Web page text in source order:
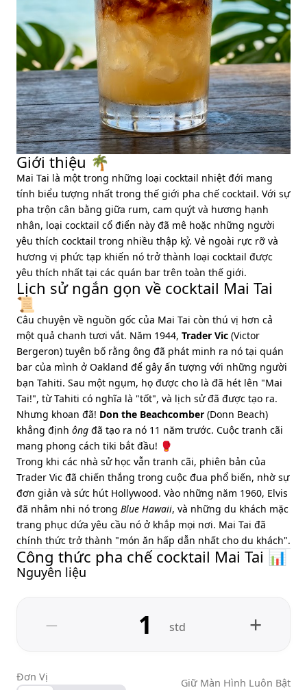
Giới thiệu 🌴
Mai Tai là một trong những loại cocktail nhiệt đới mang
tính biểu tượng nhất trong thế giới pha chế cocktail. Với sự
pha trộn cân bằng giữa rum, cam quýt và hương hạnh
nhân, loại cocktail cổ điển này đã mê hoặc những người
yêu thích cocktail trong nhiều thập kỷ. Vẻ ngoài rực rỡ và
hương vị phức tạp khiến nó trở thành loại cocktail được
yêu thích nhất tại các quán bar trên toàn thế giới.
Lịch sử ngắn gọn về cocktail Mai Tai
📜
Câu chuyện về nguồn gốc của Mai Tai còn thú vị hơn cả
một quả chanh tươi vắt. Năm 1944, Trader Vic (Victor
Bergeron) tuyên bố rằng ông đã phát minh ra nó tại quán
bar của mình ở Oakland để gây ấn tượng với những người
bạn Tahiti. Sau một ngụm, họ được cho là đã hét lên "Mai
Tai!", từ Tahiti có nghĩa là "tốt", và lịch sử đã được tạo ra.
Nhưng khoan đã! Don the Beachcomber (Donn Beach)
khẳng định ông đã tạo ra nó 11 năm trước. Cuộc tranh cãi
mang phong cách tiki bắt đầu! 🥊
Trong khi các nhà sử học vẫn tranh cãi, phiên bản của
Trader Vic đã chiến thắng trong cuộc đua phổ biến, nhờ sự
đơn giản và sức hút Hollywood. Vào những năm 1960, Elvis
đã nhâm nhi nó trong Blue Hawaii, và những du khách mặc
trang phục dứa yêu cầu nó ở khắp mọi nơi. Mai Tai đã
chính thức trở thành "món ăn hấp dẫn nhất cho du khách".
Công thức pha chế cocktail Mai Tai 📊
Nguyên liệu
− std +
Đơn Vị Giữ Màn Hình Luôn Bật